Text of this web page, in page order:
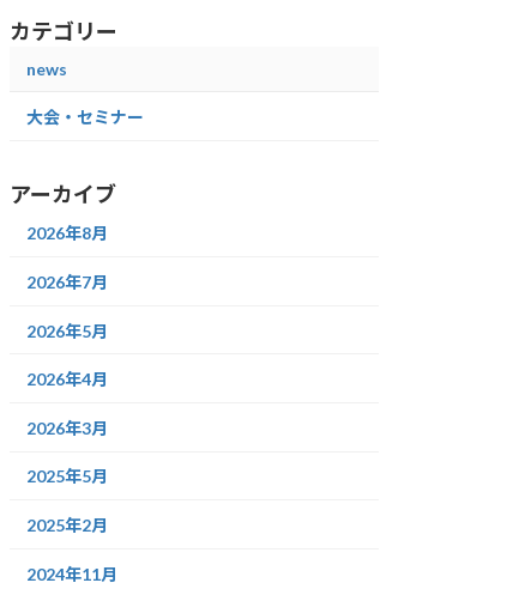
カテゴリー
news
大会・セミナー
アーカイブ
2026年8月
2026年7月
2026年5月
2026年4月
2026年3月
2025年5月
2025年2月
2024年11月